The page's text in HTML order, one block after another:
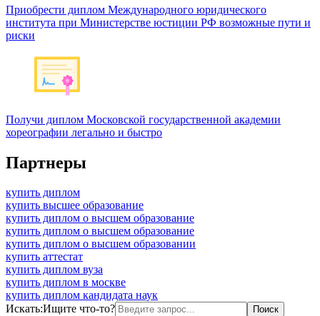
Приобрести диплом Международного юридического
института при Министерстве юстиции РФ возможные пути и
риски
Получи диплом Московской государственной академии
хореографии легально и быстро
Партнеры
купить диплом
купить высшее образование
купить диплом о высшем образование
купить диплом о высшем образование
купить диплом о высшем образовании
купить аттестат
купить диплом вуза
купить диплом в москве
купить диплом кандидата наук
Искать:Ищите что-то?